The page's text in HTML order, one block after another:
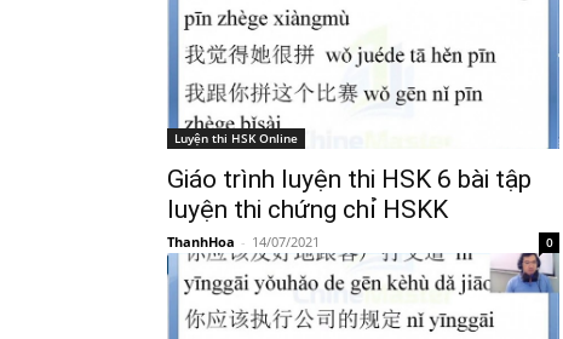
Luyện thi HSK Online
Giáo trình luyện thi HSK 6 bài tập
luyện thi chứng chỉ HSKK
ThanhHoa - 14/07/2021 0